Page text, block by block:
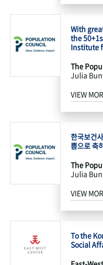
With
the
Institute
The
Julia
VIEW
한국보건
쁨으로 축
The
Julia
VIEW
To the
Social